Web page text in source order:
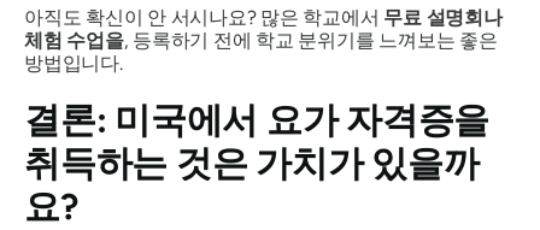
아직도 확신이 안 서시나요? 많은 학교에서 무료 설명회나
체험 수업을, 등록하기 전에 학교 분위기를 느껴보는 좋은
방법입니다.
결론: 미국에서 요가 자격증을
취득하는 것은 가치가 있을까
요?